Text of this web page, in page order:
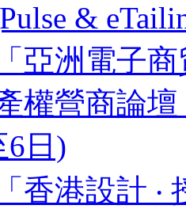
&
亞洲電子商
權營商論壇
6日)
香港設計 ‧